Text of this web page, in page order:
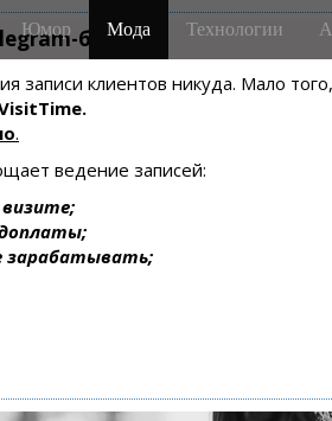
боте
записи клиентов никуда. Мало
.
ведение записей:
зарабатывать;
Юмор Мода Технологии